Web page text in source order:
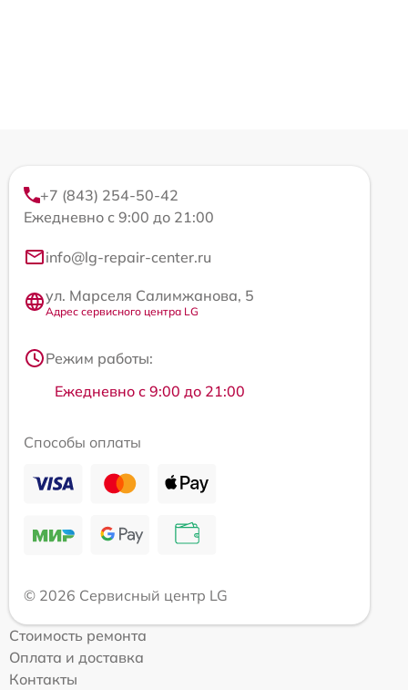
+7 (843) 254-50-42
Ежедневно с 9:00 до 21:00
info@lg-repair-center.ru
ул. Марселя Салимжанова, 5
Адрес сервисного центра LG
Режим работы:
Ежедневно с 9:00 до 21:00
Способы оплаты
© 2026 Сервисный центр LG
Стоимость ремонта
Оплата и доставка
Контакты